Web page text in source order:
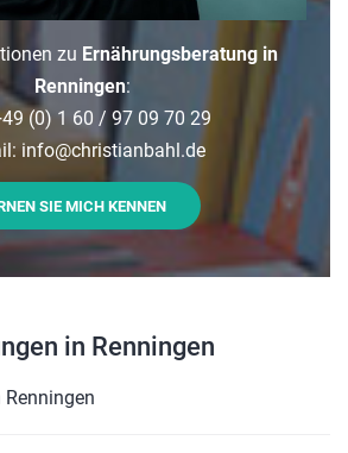
zu Ernährungsberatung in
Renningen:
(0) 1 60 / 97 09 70 29
info@christianbahl.de
SIE MICH KENNEN
in Renningen